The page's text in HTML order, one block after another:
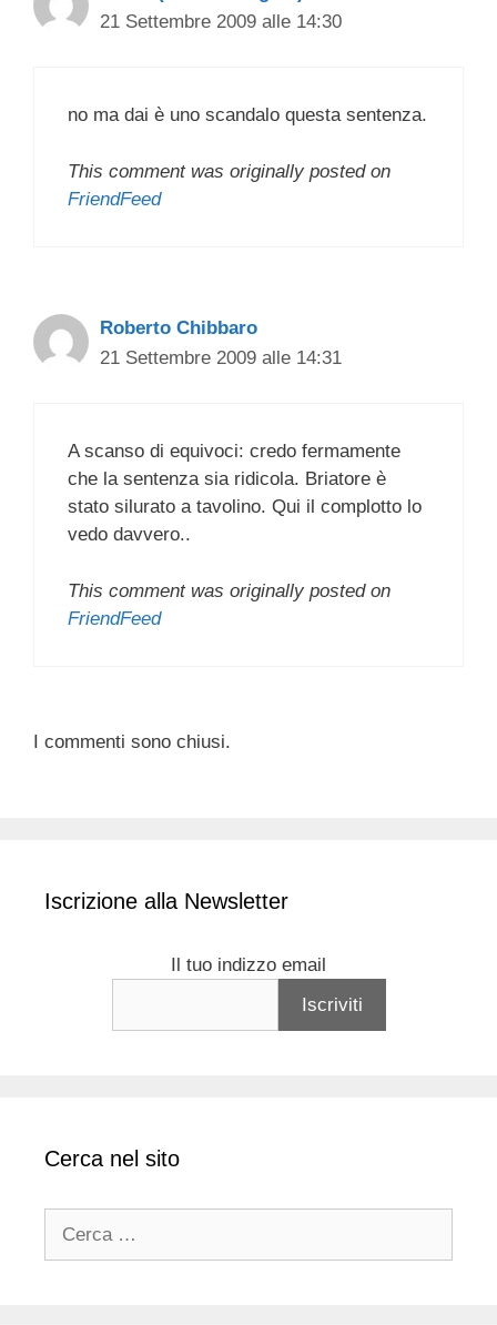
21 Settembre 2009 alle 14:30
no ma dai è uno scandalo questa sentenza.
This comment was originally posted on
FriendFeed
Roberto Chibbaro
21 Settembre 2009 alle 14:31
A scanso di equivoci: credo fermamente
che la sentenza sia ridicola. Briatore è
stato silurato a tavolino. Qui il complotto lo
vedo davvero..
This comment was originally posted on
FriendFeed
I commenti sono chiusi.
Iscrizione alla Newsletter
Il tuo indizzo email
Cerca nel sito